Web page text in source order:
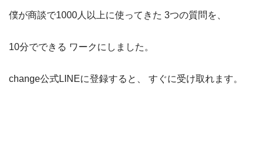
僕が商談で1000人以上に使ってきた 3つの質問を、
10分でできる ワークにしました。
change公式LINEに登録すると、 すぐに受け取れます。